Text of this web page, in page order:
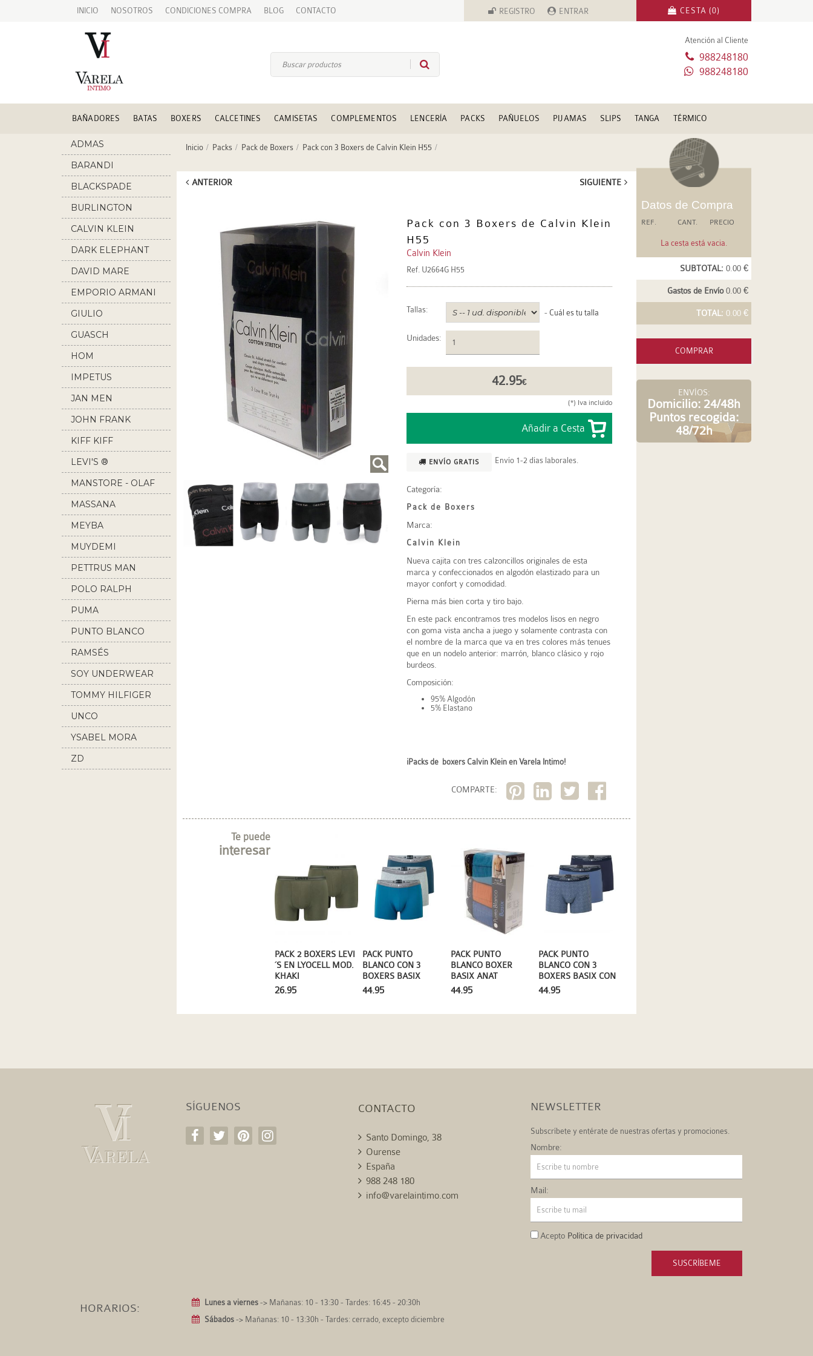
INICIO NOSOTROS CONDICIONES COMPRA BLOG CONTACTO REGISTRO ENTRAR CESTA (0)
Atención al Cliente
988248180
988248180
BAÑADORES BATAS BOXERS CALCETINES CAMISETAS COMPLEMENTOS LENCERÍA PACKS PAÑUELOS PIJAMAS SLIPS TANGA TÉRMICO
ADMAS
BARANDI
BLACKSPADE
BURLINGTON
CALVIN KLEIN
DARK ELEPHANT
DAVID MARE
EMPORIO ARMANI
GIULIO
GUASCH
HOM
IMPETUS
JAN MEN
JOHN FRANK
KIFF KIFF
LEVI'S ®
MANSTORE - OLAF
BENZ
MASSANA
MEYBA
MUYDEMI
PETTRUS MAN
POLO RALPH
LAUREN
PUMA
PUNTO BLANCO
RAMSÉS
SOY UNDERWEAR
TOMMY HILFIGER
UNCO
YSABEL MORA
ZD
Inicio Packs Pack de Boxers Pack con 3 Boxers de Calvin Klein H55
ANTERIOR SIGUIENTE
Pack con 3 Boxers de Calvin Klein
H55
Calvin Klein
Ref. U2664G H55
Tallas: - Cuál es tu talla
Unidades:
42.95€
(*) Iva incluido
ENVÍO GRATIS Envío 1-2 días laborales.
Categoría:
Pack de Boxers
Marca:
Calvin Klein
Nueva cajita con tres calzoncillos originales de esta
marca y confeccionados en algodón elastizado para un
mayor confort y comodidad.
Pierna más bien corta y tiro bajo.
En este pack encontramos tres modelos lisos en negro
con goma vista ancha a juego y solamente contrasta con
el nombre de la marca que va en tres colores más tenues
que en un nodelo anterior: marrón, blanco clásico y rojo
burdeos.
Composición:
95% Algodón
5% Elastano
¡Packs de boxers Calvin Klein en Varela Intimo!
COMPARTE:
PACK PUNTO
BLANCO CON 3
BOXERS BASIX CON
TOPITOS
44.95
PACK PUNTO
BLANCO BOXER
BASIX ANAT
44.95
PACK PUNTO
BLANCO CON 3
BOXERS BASIX
44.95
PACK 2 BOXERS LEVI
´S EN LYOCELL MOD.
KHAKI
26.95
Te puede
interesar
Datos de Compra
REF. CANT. PRECIO
La cesta está vacia.
SUBTOTAL: 0.00 €
Gastos de Envío0.00 €
TOTAL: 0.00 €
COMPRAR
ENVÍOS:
Domicilio: 24/48h
Puntos recogida:
48/72h
SÍGUENOS CONTACTO
Santo Domingo, 38
Ourense
España
988 248 180
info@varelaintimo.com
NEWSLETTER
Subscríbete y entérate de nuestras ofertas y promociones.
Nombre:
Mail:
Acepto Política de privacidad
SUSCRÍBEME
HORARIOS: Lunes a viernes -> Mañanas: 10 - 13:30 - Tardes: 16:45 - 20:30h
Sábados -> Mañanas: 10 - 13:30h - Tardes: cerrado, excepto diciembre